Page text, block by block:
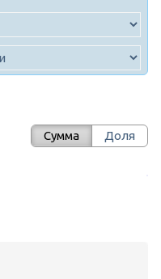
Сумма Доля